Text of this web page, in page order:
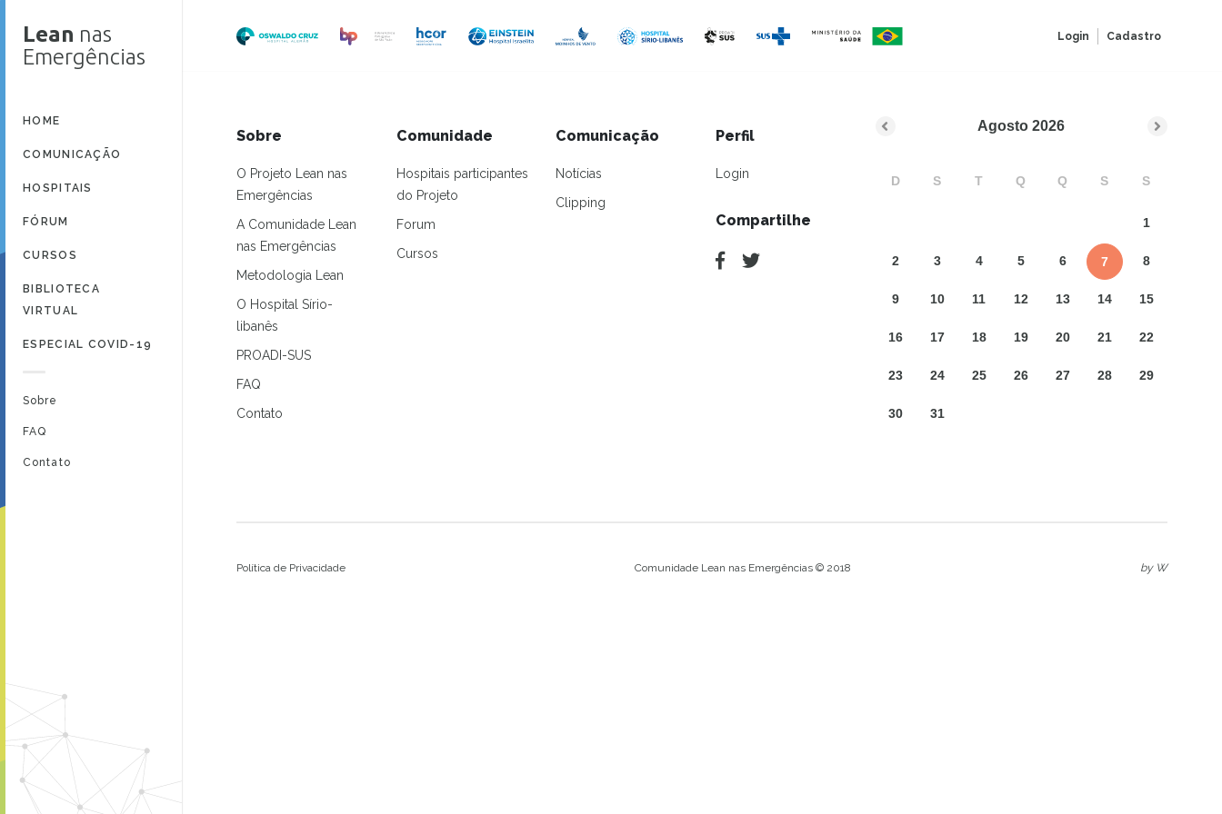
Login Cadastro
Lean nas
Emergências
HOME
COMUNICAÇÃO
HOSPITAIS
FÓRUM
CURSOS
BIBLIOTECA
VIRTUAL
ESPECIAL COVID-19
Sobre
FAQ
Contato
Sobre
O Projeto Lean nas
Emergências
A Comunidade Lean
nas Emergências
Metodologia Lean
O Hospital Sírio-
libanês
PROADI-SUS
FAQ
Contato
Comunidade
Hospitais participantes
do Projeto
Forum
Cursos
Comunicação
Notícias
Clipping
Perfil
Login
Compartilhe
Agosto 2026
D S T Q Q S S
1
2 3 4 5 6 7 8
9 10 11 12 13 14 15
16 17 18 19 20 21 22
23 24 25 26 27 28 29
30 31
Política de Privacidade Comunidade Lean nas Emergências © 2018 by W